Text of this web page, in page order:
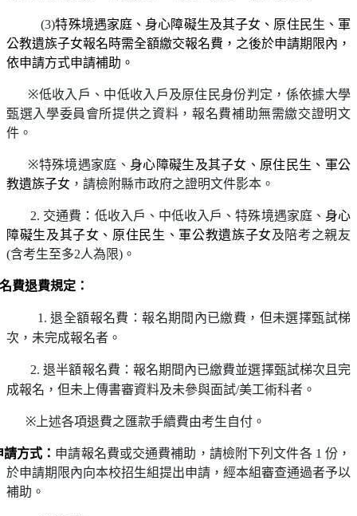
特殊境遇家庭、 身心障礙生及其子女、原住民生、軍
公教遺族子女報名時需全額繳交報名費，之後於申請期限內，
依申請方式申請補助 。
低收入戶、中低收入戶及原住民身份判定，係依據大學
甄選入學委員會所提供之資料，報名費補助無需繳交證明文
件。
特殊境遇家庭、 身心障礙生及其子女、原住民生、軍公
教遺族子女 ，請檢附縣市政府之證明文件影本。
交通費：低收入戶、中低收入戶、特殊境遇家庭、 身心
障礙生及其子女、原住民生、軍公教遺族子女及陪考之親友
(含考生至多2人為限) 。
費規定：
退全額報名費：報名期間內已繳費，但未選擇甄試梯
次，未完成報名者。
退半額報名費：報名期間內已繳費並選擇甄試梯次且完
成報名，但未上傳書審資料及未參與面試/美工術科者。
上述各項退費之匯款手續費由考生自付 。
式： 申請報名費或交通費補助，請檢附下列文件各1 份，
於申請期限內向本校招生組提出申請，經本組審查通過者予以
補助。